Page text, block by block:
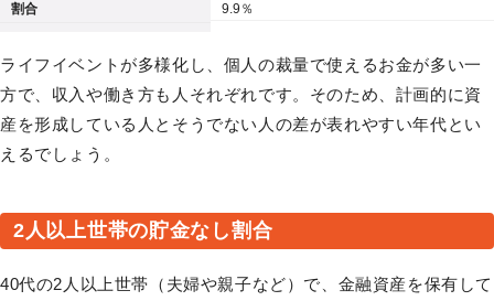
割合 9.9％
ライフイベントが多様化し、個人の裁量で使えるお金が多い一
方で、収入や働き方も人それぞれです。そのため、計画的に資
産を形成している人とそうでない人の差が表れやすい年代とい
えるでしょう。
2人以上世帯の貯金なし割合
40代の2人以上世帯（夫婦や親子など）で、金融資産を保有して